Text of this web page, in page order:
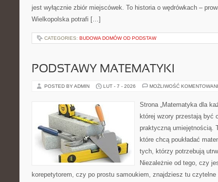
jest wyłącznie zbiór miejscówek. To historia o wędrówkach –
Wielkopolska potrafi […]
CATEGORIES: BUDOWA DOMÓW OD PODSTAW
PODSTAWY MATEMATYKI
POSTED BY ADMIN LUT - 7 - 2026 MOŻLIWOŚĆ
Strona „Matematyka dla
której wzory przestają być
praktyczną umiejętnością.
które chcą poukładać
tych, którzy potrzebują
Niezależnie od tego, czy
korepetytorem, czy po prostu samoukiem, znajdziesz tu czytelne